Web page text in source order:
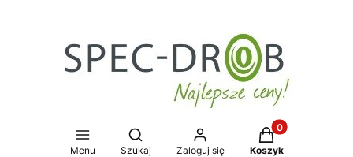
Menu
Otwórz wyszukiwarkę
Szukaj Zaloguj się
Produkty w
Koszyk